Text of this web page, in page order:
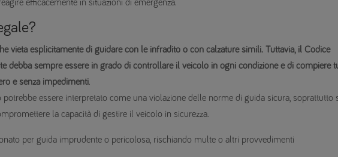
efficacemente in situazioni di emergenza.
vieta esplicitamente di guidare con le infradito o con calzature simili. Tuttavia, il Codice
debba sempre essere in grado di controllare il veicolo in ogni condizione e di compiere
e senza impedimenti.
potrebbe essere interpretato come una violazione delle norme di guida sicura, soprattutto
la capacità di gestire il veicolo in sicurezza.
per guida imprudente o pericolosa, rischiando multe o altri provvedimenti